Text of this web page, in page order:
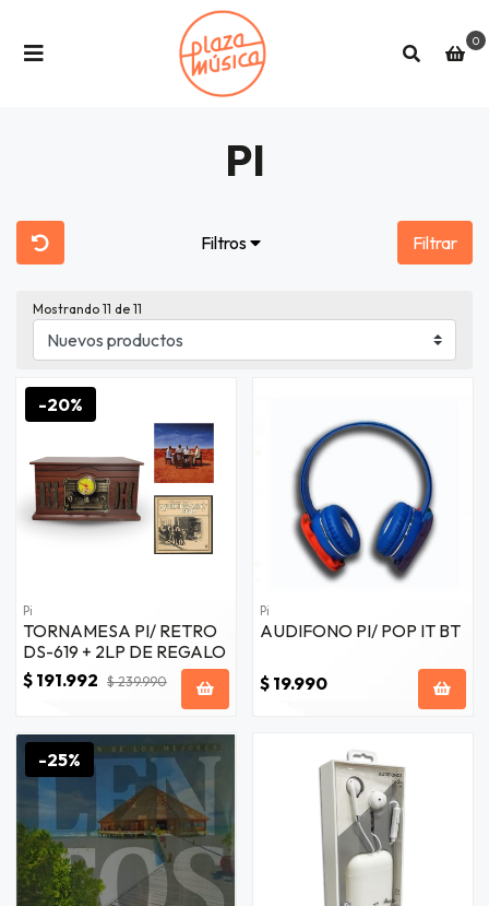
0
PI
Filtros Filtrar
Mostrando 11 de 11
-20%
Pi
TORNAMESA PI/ RETRO
DS-619 + 2LP DE REGALO
$ 191.992 $ 239.990
Pi
AUDIFONO PI/ POP IT BT
$ 19.990
-25%